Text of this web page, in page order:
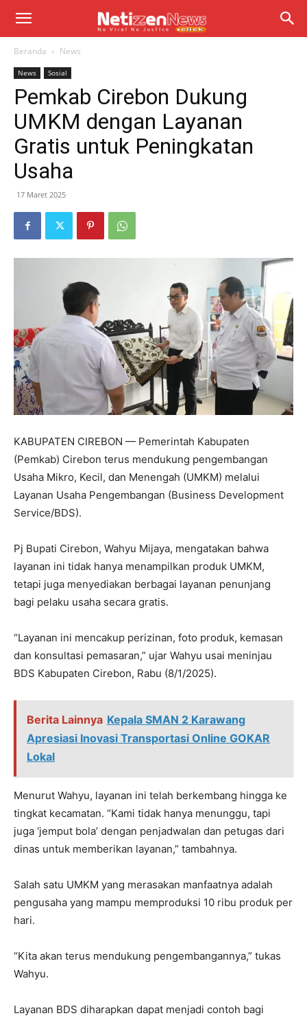
Beranda News
News Sosial
Pemkab Cirebon Dukung
UMKM dengan Layanan
Gratis untuk Peningkatan
Usaha
17 Maret 2025
KABUPATEN CIREBON — Pemerintah Kabupaten
(Pemkab) Cirebon terus mendukung pengembangan
Usaha Mikro, Kecil, dan Menengah (UMKM) melalui
Layanan Usaha Pengembangan (Business Development
Service/BDS).
Pj Bupati Cirebon, Wahyu Mijaya, mengatakan bahwa
layanan ini tidak hanya menampilkan produk UMKM,
tetapi juga menyediakan berbagai layanan penunjang
bagi pelaku usaha secara gratis.
“Layanan ini mencakup perizinan, foto produk, kemasan
dan konsultasi pemasaran,” ujar Wahyu usai meninjau
BDS Kabupaten Cirebon, Rabu (8/1/2025).
Berita Lainnya Kepala SMAN 2 Karawang
Apresiasi Inovasi Transportasi Online GOKAR
Lokal
Menurut Wahyu, layanan ini telah berkembang hingga ke
tingkat kecamatan. “Kami tidak hanya menunggu, tapi
juga ‘jemput bola’ dengan penjadwalan dan petugas dari
dinas untuk memberikan layanan,” tambahnya.
Salah satu UMKM yang merasakan manfaatnya adalah
pengusaha yang mampu memproduksi 10 ribu produk per
hari.
“Kita akan terus mendukung pengembangannya,” tukas
Wahyu.
Layanan BDS diharapkan dapat menjadi contoh bagi